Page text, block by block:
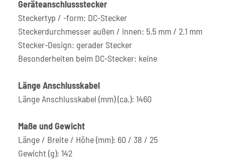
Geräteanschlussstecker
Steckertyp / -form: DC-Stecker
Steckerdurchmesser außen / innen: 5.5 mm / 2.1 mm
Stecker-Design: gerader Stecker
Besonderheiten beim DC-Stecker: keine
Länge Anschlusskabel
Länge Anschlusskabel (mm) (ca.): 1460
Maße und Gewicht
Länge / Breite / Höhe (mm): 60 / 38 / 25
Gewicht (g): 142